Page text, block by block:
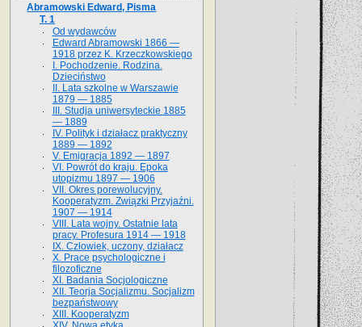
Abramowski Edward, Pisma
T. 1
Od wydawców
Edward Abramowski 1866 —
1918 przez K. Krzeczkowskiego
I. Pochodzenie. Rodzina.
Dzieciństwo
II. Lata szkolne w Warszawie
1879 — 1885
III. Studja uniwersyteckie 1885
— 1889
IV. Polityk i działacz praktyczny
1889 — 1892
V. Emigracja 1892 — 1897
VI. Powrót do kraju. Epoka
utopizmu 1897 — 1906
VII. Okres porewolucyjny.
Kooperatyzm. Związki Przyjaźni.
1907 — 1914
VIII. Lata wojny. Ostatnie lata
pracy. Profesura 1914 — 1918
IX. Człowiek, uczony, działacz
X. Prace psychologiczne i
filozoficzne
XI. Badania Socjologiczne
XII. Teorja Socjalizmu. Socjalizm
bezpaństwowy
XIII. Kooperatyzm